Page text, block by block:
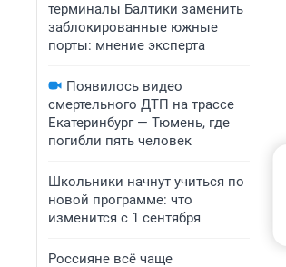
терминалы Балтики заменить
заблокированные южные
порты: мнение эксперта
Появилось видео
смертельного ДТП на трассе
Екатеринбург — Тюмень, где
погибли пять человек
Школьники начнут учиться по
новой программе: что
изменится с 1 сентября
Россияне всё чаще